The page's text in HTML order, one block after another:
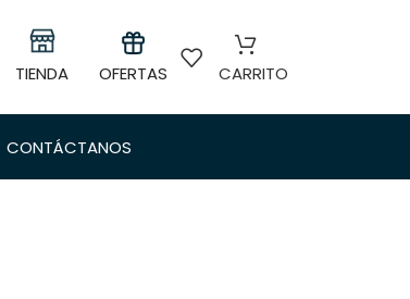
TIENDA OFERTAS CARRITO
CONTÁCTANOS